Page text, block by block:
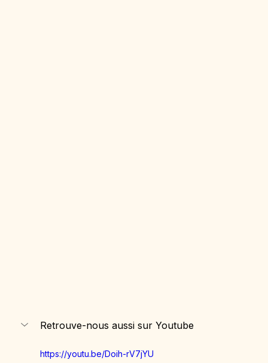
Retrouve-nous aussi sur Youtube
https://youtu.be/Doih-rV7jYU